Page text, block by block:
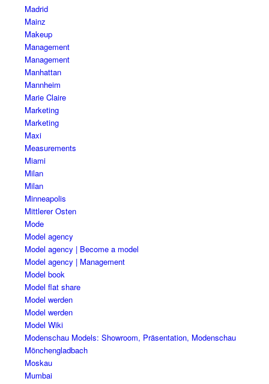
Madrid
Mainz
Makeup
Management
Management
Manhattan
Mannheim
Marie Claire
Marketing
Marketing
Maxi
Measurements
Miami
Milan
Milan
Minneapolis
Mittlerer Osten
Mode
Model agency
Model agency | Become a model
Model agency | Management
Model book
Model flat share
Model werden
Model werden
Model Wiki
Modenschau Models: Showroom, Präsentation, Modenschau
Mönchengladbach
Moskau
Mumbai